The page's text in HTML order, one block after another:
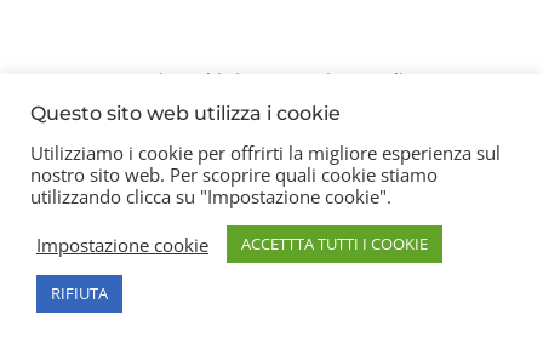
Contatti Chi siamo Privacy Policy
Copyright 2026 © Frigerio Renzo Snc P.IVA
08003270157
Questo sito web utilizza i cookie
Utilizziamo i cookie per offrirti la migliore esperienza sul
nostro sito web. Per scoprire quali cookie stiamo
utilizzando clicca su "Impostazione cookie".
Impostazione cookie
ACCETTTA TUTTI I COOKIE
RIFIUTA